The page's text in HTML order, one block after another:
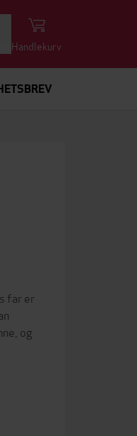
Handlekurv
far er
og